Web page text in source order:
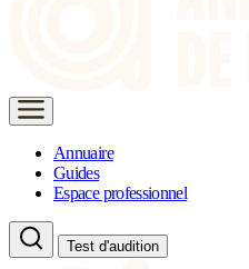
Annuaire
Guides
Espace professionnel
Test d'audition